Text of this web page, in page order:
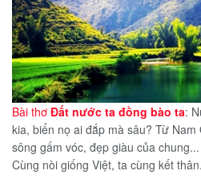
Bài thơ Đất nước ta đồng bào ta:
kia, biển nọ ai đắp mà sâu? Từ
sông gấm vóc, đẹp giàu của
Cùng nòi giống Việt, ta cùng kết